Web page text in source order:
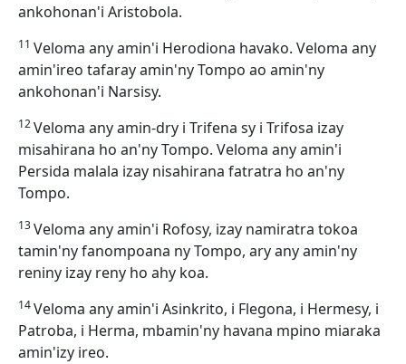
ankohonan'i Aristobola.
11 Veloma any amin'i Herodiona havako. Veloma any
amin'ireo tafaray amin'ny Tompo ao amin'ny
ankohonan'i Narsisy.
12Veloma any amin-dry i Trifena sy i Trifosa izay
misahirana ho an'ny Tompo. Veloma any amin'i
Persida malala izay nisahirana fatratra ho an'ny
Tompo.
13Veloma any amin'i Rofosy, izay namiratra tokoa
tamin'ny fanompoana ny Tompo, ary any amin'ny
reniny izay reny ho ahy koa.
14Veloma any amin'i Asinkrito, i Flegona, i Hermesy, i
Patroba, i Herma, mbamin'ny havana mpino miaraka
amin'izy ireo.